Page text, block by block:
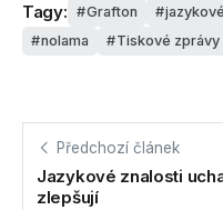
Tagy: Grafton
nolama
Tiskové zprávy
Předchozí článek
Jazykové znalosti
zlepšují